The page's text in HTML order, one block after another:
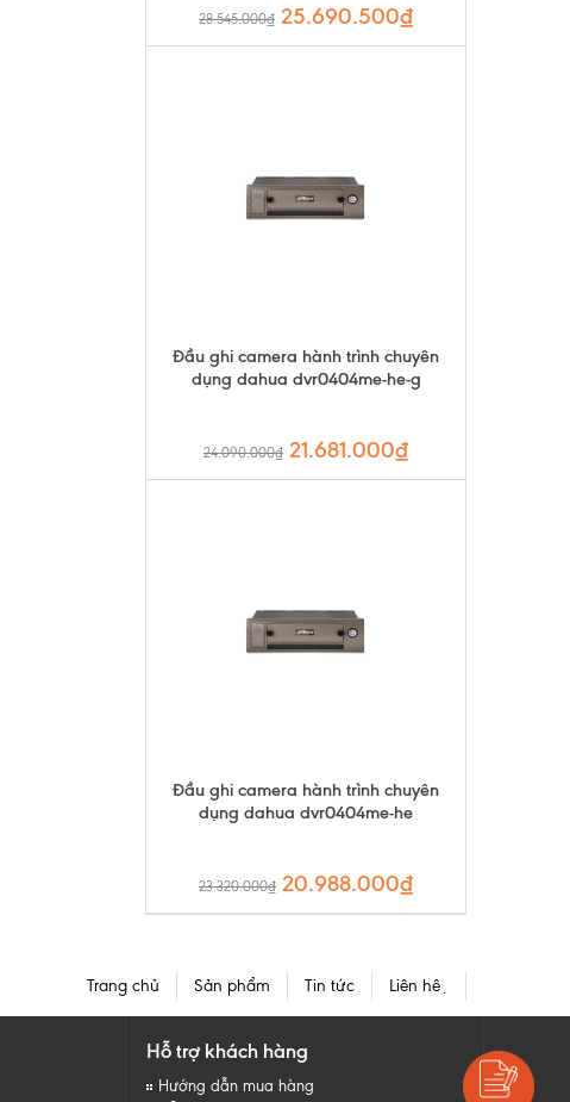
28.545.000₫ 25.690.500₫
Đầu ghi camera hành trình chuyên
dụng dahua dvr0404me-he-g
24.090.000₫ 21.681.000₫
Đầu ghi camera hành trình chuyên
dụng dahua dvr0404me-he
23.320.000₫ 20.988.000₫
Trang chủ Sản phẩm Tin tức Liên hệ
Hỗ trợ khách hàng
Hướng dẫn mua hàng